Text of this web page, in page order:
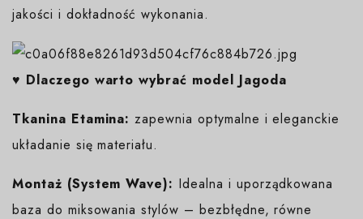
jakości i dokładność wykonania.
♥️ Dlaczego warto wybrać model Jagoda
Tkanina Etamina: zapewnia optymalne i eleganckie
układanie się materiału.
Montaż (System Wave): Idealna i uporządkowana
baza do miksowania stylów – bezbłędne, równe